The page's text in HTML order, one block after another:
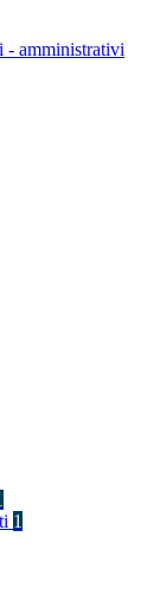
- amministrativi
1